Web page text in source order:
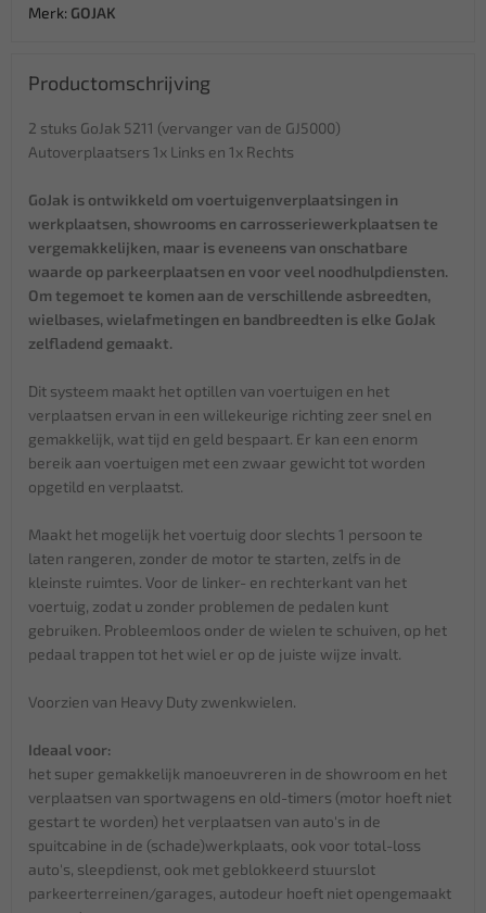
Merk: GOJAK
Productomschrijving
2 stuks GoJak 5211 (vervanger van de GJ5000)
Autoverplaatsers 1x Links en 1x Rechts
GoJak is ontwikkeld om voertuigenverplaatsingen in
werkplaatsen, showrooms en carrosseriewerkplaatsen te
vergemakkelijken, maar is eveneens van onschatbare
waarde op parkeerplaatsen en voor veel noodhulpdiensten.
Om tegemoet te komen aan de verschillende asbreedten,
wielbases, wielafmetingen en bandbreedten is elke GoJak
zelfladend gemaakt.
Dit systeem maakt het optillen van voertuigen en het
verplaatsen ervan in een willekeurige richting zeer snel en
gemakkelijk, wat tijd en geld bespaart. Er kan een enorm
bereik aan voertuigen met een zwaar gewicht tot worden
opgetild en verplaatst.
Maakt het mogelijk het voertuig door slechts 1 persoon te
laten rangeren, zonder de motor te starten, zelfs in de
kleinste ruimtes. Voor de linker- en rechterkant van het
voertuig, zodat u zonder problemen de pedalen kunt
gebruiken. Probleemloos onder de wielen te schuiven, op het
pedaal trappen tot het wiel er op de juiste wijze invalt.
Voorzien van Heavy Duty zwenkwielen.
Ideaal voor:
het super gemakkelijk manoeuvreren in de showroom en het
verplaatsen van sportwagens en old-timers (motor hoeft niet
gestart te worden) het verplaatsen van auto's in de
spuitcabine in de (schade)werkplaats, ook voor total-loss
auto's, sleepdienst, ook met geblokkeerd stuurslot
parkeerterreinen/garages, autodeur hoeft niet opengemaakt